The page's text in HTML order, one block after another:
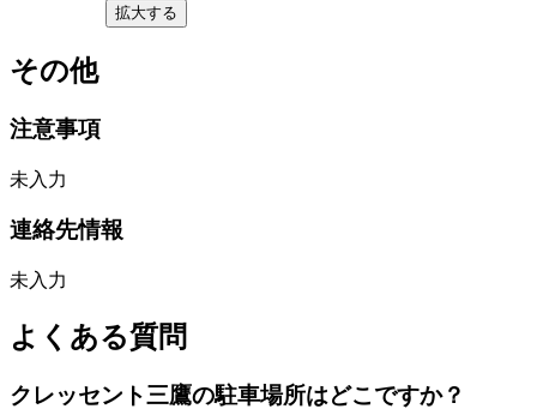
拡大する
その他
注意事項
未入力
連絡先情報
未入力
よくある質問
クレッセント三鷹の駐車場所はどこですか？